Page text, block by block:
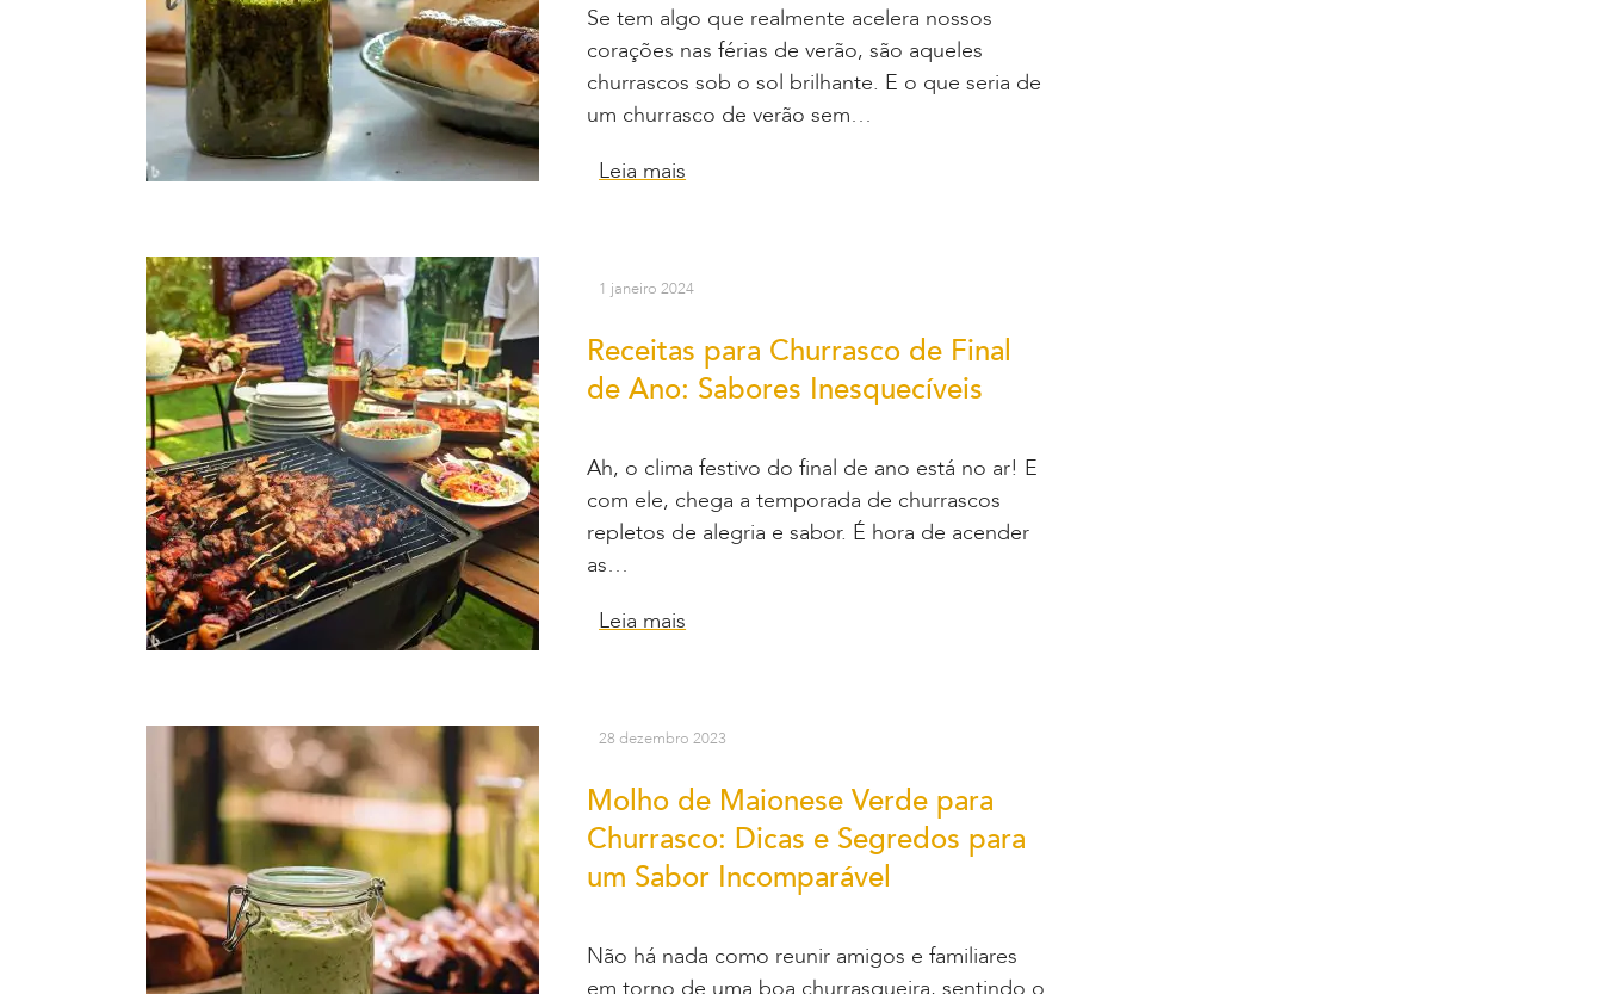
Se tem algo que realmente acelera nossos
corações nas férias de verão, são aqueles
churrascos sob o sol brilhante. E o que seria de
um churrasco de verão sem…
Leia mais
1 janeiro 2024
Receitas para Churrasco de Final
de Ano: Sabores Inesquecíveis
Ah, o clima festivo do final de ano está no ar! E
com ele, chega a temporada de churrascos
repletos de alegria e sabor. É hora de acender
as…
Leia mais
28 dezembro 2023
Molho de Maionese Verde para
Churrasco: Dicas e Segredos para
um Sabor Incomparável
Não há nada como reunir amigos e familiares